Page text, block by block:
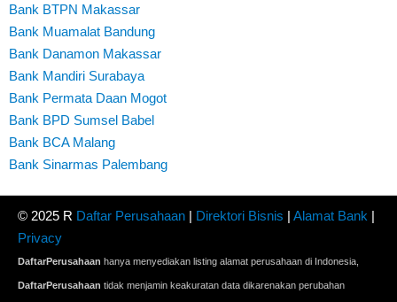
Bank BTPN Makassar
Bank Muamalat Bandung
Bank Danamon Makassar
Bank Mandiri Surabaya
Bank Permata Daan Mogot
Bank BPD Sumsel Babel
Bank BCA Malang
Bank Sinarmas Palembang
© 2025 R Daftar Perusahaan | Direktori Bisnis | Alamat Bank |
Privacy
DaftarPerusahaan hanya menyediakan listing alamat perusahaan di Indonesia,
DaftarPerusahaan tidak menjamin keakuratan data dikarenakan perubahan